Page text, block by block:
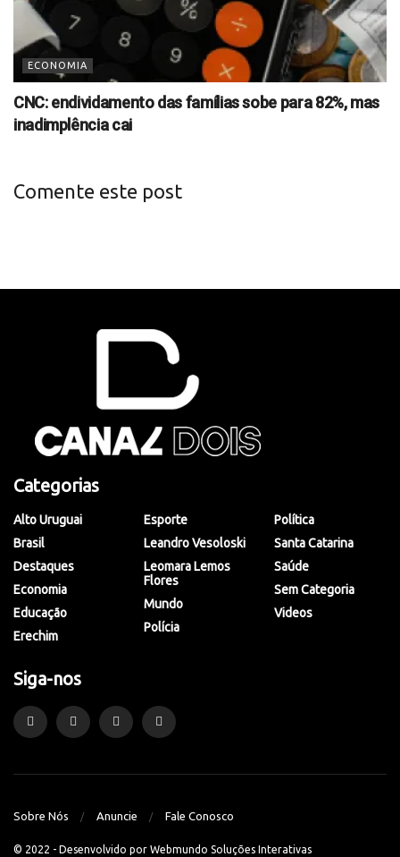
ECONOMIA
CNC: endividamento das famílias sobe para 82%, mas
inadimplência cai
Comente este post
Categorias
Alto Uruguai
Brasil
Destaques
Economia
Educação
Erechim
Esporte
Leandro Vesoloski
Leomara Lemos
Flores
Mundo
Polícia
Política
Santa Catarina
Saúde
Sem Categoria
Videos
Siga-nos
Sobre Nós Anuncie Fale Conosco
© 2022 - Desenvolvido por Webmundo Soluções Interativas